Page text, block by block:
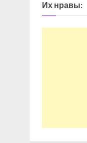
Их нравы: